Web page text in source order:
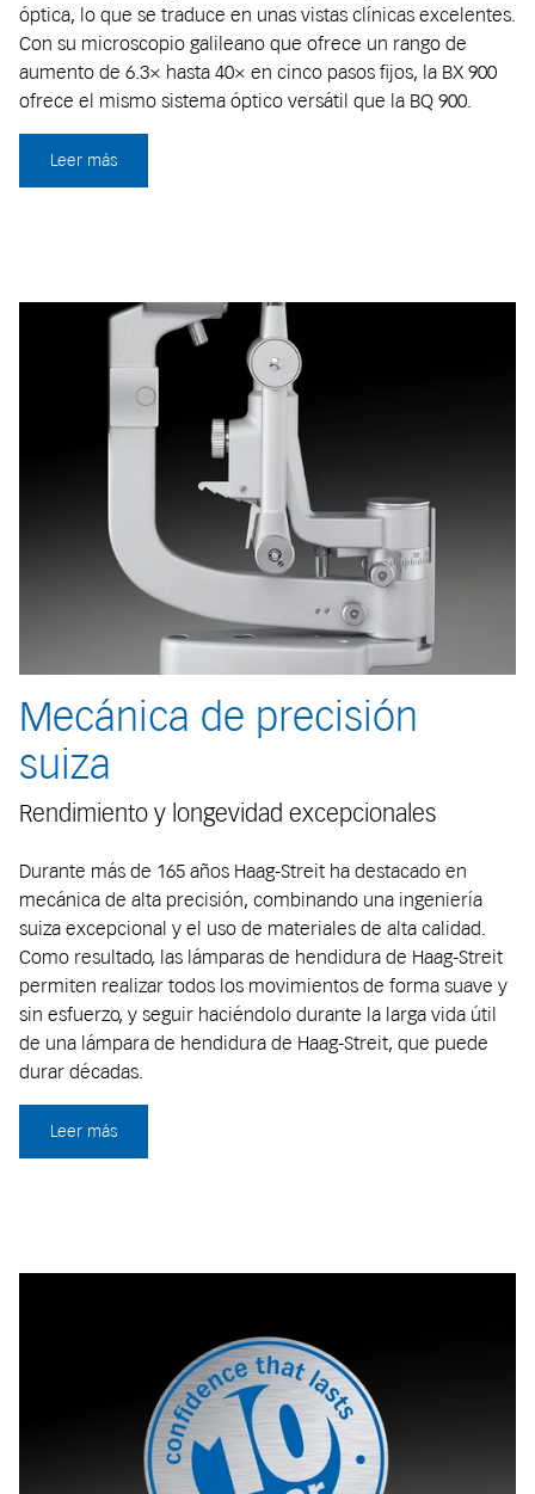
óptica, lo que se traduce en unas vistas clínicas excelentes.
Con su microscopio galileano que ofrece un rango de
aumento de 6.3× hasta 40× en cinco pasos fijos, la BX 900
ofrece el mismo sistema óptico versátil que la BQ 900.
Leer más
Mecánica de precisión
suiza
Rendimiento y longevidad excepcionales
Durante más de 165 años Haag-Streit ha destacado en
mecánica de alta precisión, combinando una ingeniería
suiza excepcional y el uso de materiales de alta calidad.
Como resultado, las lámparas de hendidura de Haag-Streit
permiten realizar todos los movimientos de forma suave y
sin esfuerzo, y seguir haciéndolo durante la larga vida útil
de una lámpara de hendidura de Haag-Streit, que puede
durar décadas.
Leer más